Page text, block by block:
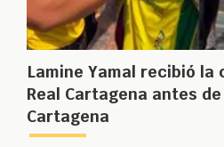
Lamine Yamal recibió la
Real Cartagena antes
Cartagena